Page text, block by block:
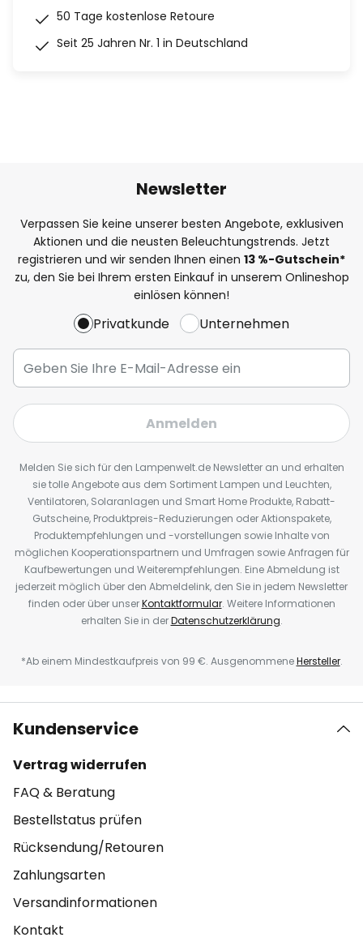
50 Tage kostenlose Retoure
Seit 25 Jahren Nr. 1 in Deutschland
Newsletter
Verpassen Sie keine unserer besten Angebote, exklusiven
Aktionen und die neusten Beleuchtungstrends. Jetzt
registrieren und wir senden Ihnen einen 13 %-Gutschein*
zu, den Sie bei Ihrem ersten Einkauf in unserem Onlineshop
einlösen können!
Privatkunde Unternehmen
Anmelden
Melden Sie sich für den Lampenwelt.de Newsletter an und erhalten
sie tolle Angebote aus dem Sortiment Lampen und Leuchten,
Ventilatoren, Solaranlagen und Smart Home Produkte, Rabatt-
Gutscheine, Produktpreis-Reduzierungen oder Aktionspakete,
Produktempfehlungen und -vorstellungen sowie Inhalte von
möglichen Kooperationspartnern und Umfragen sowie Anfragen für
Kaufbewertungen und Weiterempfehlungen. Eine Abmeldung ist
jederzeit möglich über den Abmeldelink, den Sie in jedem Newsletter
finden oder über unserKontaktformular. Weitere Informationen
erhalten Sie in derDatenschutzerklärung.
*Ab einem Mindestkaufpreis von 99 €. AusgenommeneHersteller.
Kundenservice
Vertrag widerrufen
FAQ & Beratung
Bestellstatus prüfen
Rücksendung/Retouren
Zahlungsarten
Versandinformationen
Kontakt